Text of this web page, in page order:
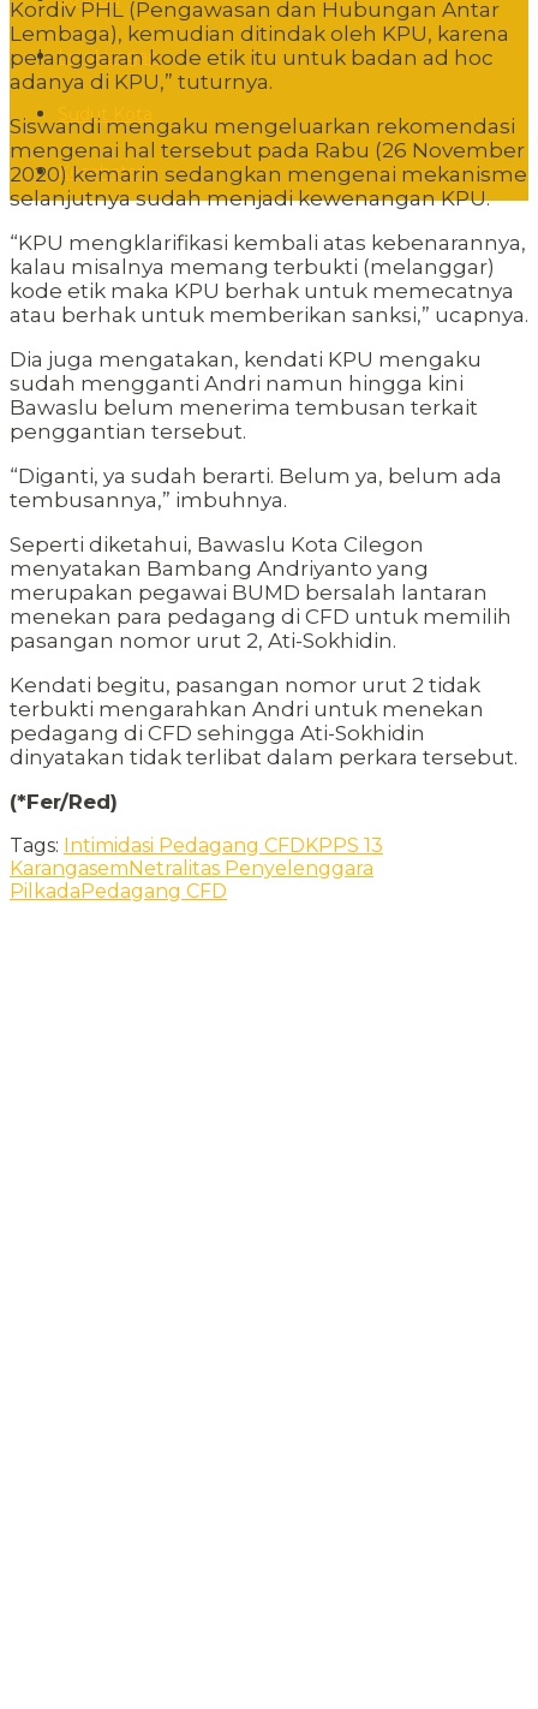
Lingkungan
Sudut Kota
Kesehatan
Kordiv PHL (Pengawasan dan Hubungan Antar
Lembaga), kemudian ditindak oleh KPU, karena
pelanggaran kode etik itu untuk badan ad hoc
adanya di KPU,” tuturnya.
Siswandi mengaku mengeluarkan rekomendasi
mengenai hal tersebut pada Rabu (26 November
2020) kemarin sedangkan mengenai mekanisme
selanjutnya sudah menjadi kewenangan KPU.
“KPU mengklarifikasi kembali atas kebenarannya,
kalau misalnya memang terbukti (melanggar)
kode etik maka KPU berhak untuk memecatnya
atau berhak untuk memberikan sanksi,” ucapnya.
Dia juga mengatakan, kendati KPU mengaku
sudah mengganti Andri namun hingga kini
Bawaslu belum menerima tembusan terkait
penggantian tersebut.
“Diganti, ya sudah berarti. Belum ya, belum ada
tembusannya,” imbuhnya.
Seperti diketahui, Bawaslu Kota Cilegon
menyatakan Bambang Andriyanto yang
merupakan pegawai BUMD bersalah lantaran
menekan para pedagang di CFD untuk memilih
pasangan nomor urut 2, Ati-Sokhidin.
Kendati begitu, pasangan nomor urut 2 tidak
terbukti mengarahkan Andri untuk menekan
pedagang di CFD sehingga Ati-Sokhidin
dinyatakan tidak terlibat dalam perkara tersebut.
(*Fer/Red)
Tags: Intimidasi Pedagang CFD KPPS 13
Karangasem Netralitas Penyelenggara
Pilkada Pedagang CFD